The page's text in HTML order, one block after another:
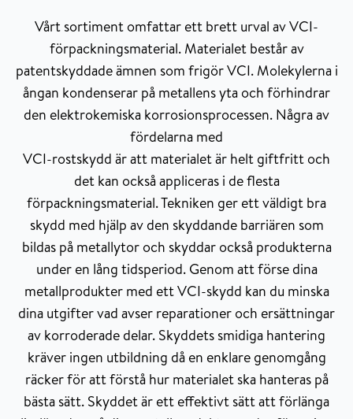
Vårt sortiment omfattar ett brett urval av VCI-
förpackningsmaterial. Materialet består av
patentskyddade ämnen som frigör VCI. Molekylerna i
ångan kondenserar på metallens yta och förhindrar
den elektrokemiska korrosionsprocessen. Några av
fördelarna med
VCI-rostskydd är att materialet är helt giftfritt och
det kan också appliceras i de flesta
förpackningsmaterial. Tekniken ger ett väldigt bra
skydd med hjälp av den skyddande barriären som
bildas på metallytor och skyddar också produkterna
under en lång tidsperiod. Genom att förse dina
metallprodukter med ett VCI-skydd kan du minska
dina utgifter vad avser reparationer och ersättningar
av korroderade delar. Skyddets smidiga hantering
kräver ingen utbildning då en enklare genomgång
räcker för att förstå hur materialet ska hanteras på
bästa sätt. Skyddet är ett effektivt sätt att förlänga